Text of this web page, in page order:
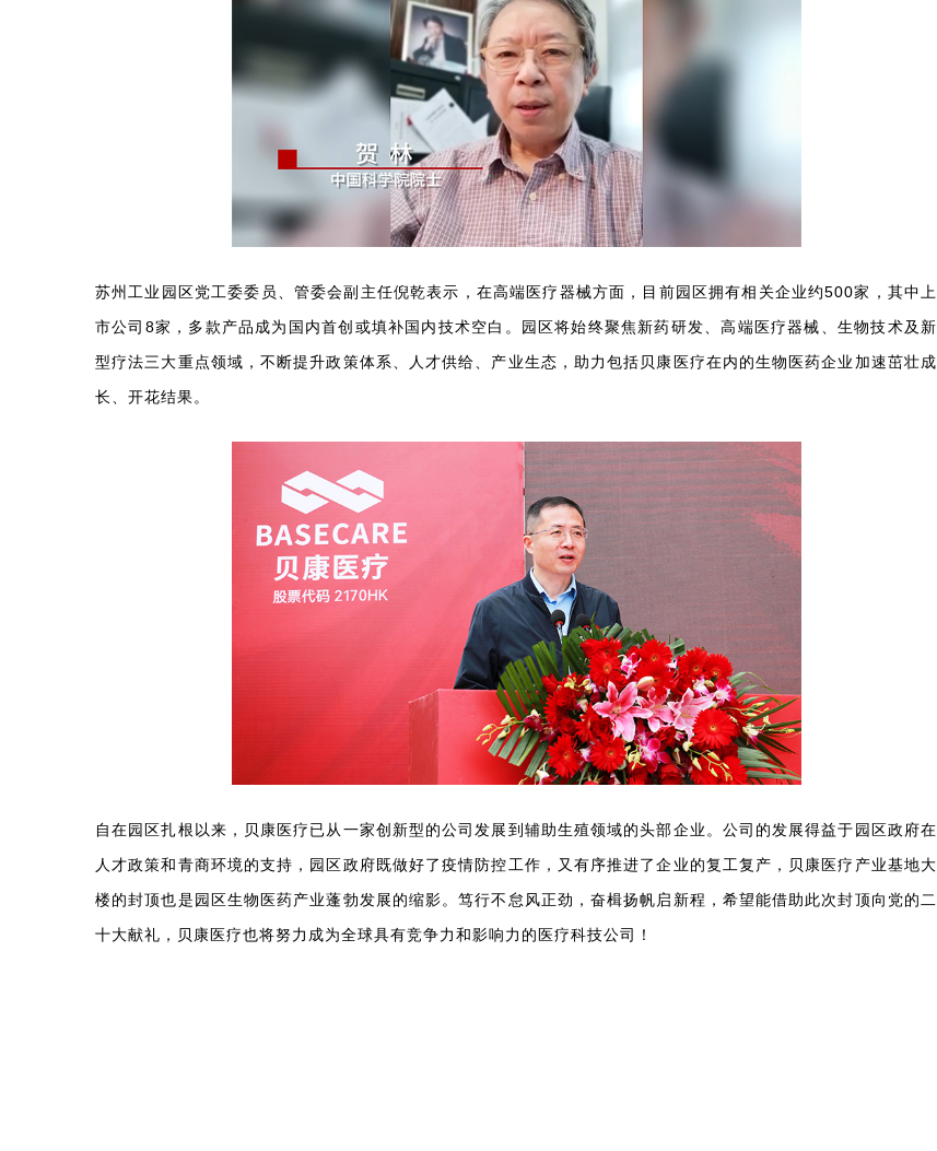
苏州工业园区党工委委员、管委会副主任倪乾表示，在高端医疗器械方面，目前园区拥有相关企业约500家，其中上
市公司8家，多款产品成为国内首创或填补国内技术空白。园区将始终聚焦新药研发、高端医疗器械、生物技术及新
型疗法三大重点领域，不断提升政策体系、人才供给、产业生态，助力包括贝康医疗在内的生物医药企业加速茁壮成
长、开花结果。
自在园区扎根以来，贝康医疗已从一家创新型的公司发展到辅助生殖领域的头部企业。公司的发展得益于园区政府在
人才政策和青商环境的支持，园区政府既做好了疫情防控工作，又有序推进了企业的复工复产，贝康医疗产业基地大
楼的封顶也是园区生物医药产业蓬勃发展的缩影。笃行不怠风正劲，奋楫扬帆启新程，希望能借助此次封顶向党的二
十大献礼，贝康医疗也将努力成为全球具有竞争力和影响力的医疗科技公司！